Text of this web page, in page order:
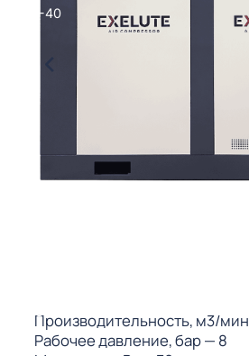
Производительность, м3/мин
Рабочее давление, бар— 8
(3-40